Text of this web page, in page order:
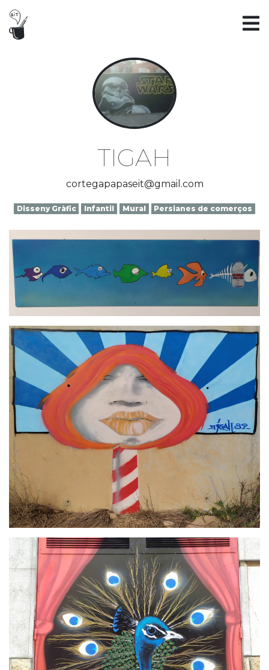
TIGAH
cortegapapaseit@gmail.com
Disseny Gràfic Infantil Mural Persianes de comerços